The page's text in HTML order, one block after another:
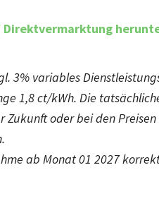
Direktvermarktung
3% variables
1,8 ct/kWh. Die
oder bei den
ab Monat 01 2027